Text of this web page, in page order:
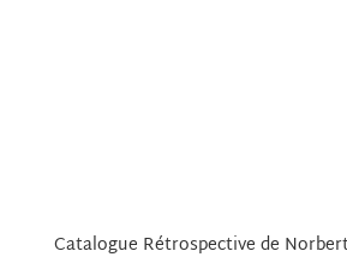
Catalogue Rétrospective de